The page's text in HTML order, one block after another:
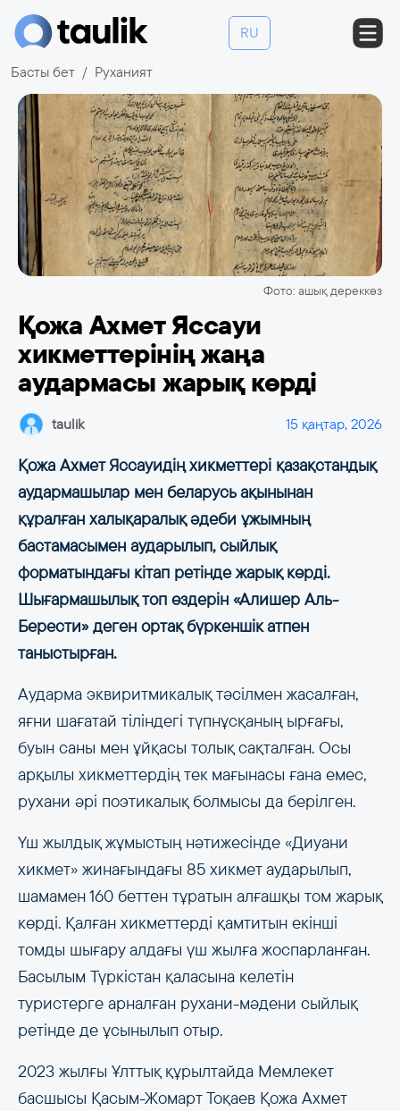
RU
Басты бет Руханият
Фото: ашық дереккөз
Қожа Ахмет Яссауи
хикметтерінің жаңа
аудармасы жарық көрді
taulik 15 қаңтар, 2026
Қожа Ахмет Яссауидің хикметтері қазақстандық
аудармашылар мен беларусь ақынынан
құралған халықаралық әдеби ұжымның
бастамасымен аударылып, сыйлық
форматындағы кітап ретінде жарық көрді.
Шығармашылық топ өздерін «Алишер Аль-
Берести» деген ортақ бүркеншік атпен
таныстырған.
Аударма эквиритмикалық тәсілмен жасалған,
яғни шағатай тіліндегі түпнұсқаның ырғағы,
буын саны мен ұйқасы толық сақталған. Осы
арқылы хикметтердің тек мағынасы ғана емес,
рухани әрі поэтикалық болмысы да берілген.
Үш жылдық жұмыстың нәтижесінде «Диуани
хикмет» жинағындағы 85 хикмет аударылып,
шамамен 160 беттен тұратын алғашқы том жарық
көрді. Қалған хикметтерді қамтитын екінші
томды шығару алдағы үш жылға жоспарланған.
Басылым Түркістан қаласына келетін
туристерге арналған рухани-мәдени сыйлық
ретінде де ұсынылып отыр.
2023 жылғы Ұлттық құрылтайда Мемлекет
басшысы Қасым-Жомарт Тоқаев Қожа Ахмет